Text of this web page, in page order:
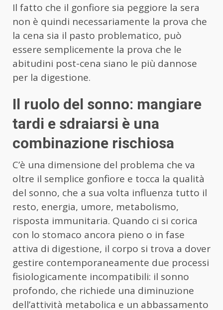
Il fatto che il gonfiore sia peggiore la sera
non è quindi necessariamente la prova che
la cena sia il pasto problematico, può
essere semplicemente la prova che le
abitudini post-cena siano le più dannose
per la digestione.
Il ruolo del sonno: mangiare
tardi e sdraiarsi è una
combinazione rischiosa
C’è una dimensione del problema che va
oltre il semplice gonfiore e tocca la qualità
del sonno, che a sua volta influenza tutto il
resto, energia, umore, metabolismo,
risposta immunitaria. Quando ci si corica
con lo stomaco ancora pieno o in fase
attiva di digestione, il corpo si trova a dover
gestire contemporaneamente due processi
fisiologicamente incompatibili: il sonno
profondo, che richiede una diminuzione
dell’attività metabolica e un abbassamento